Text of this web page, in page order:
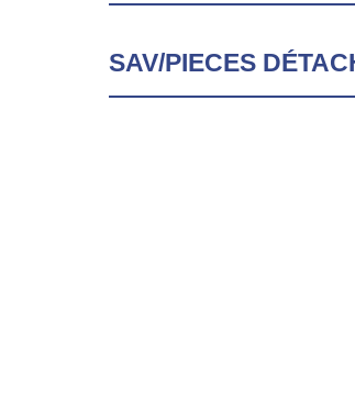
SAV/PIECES